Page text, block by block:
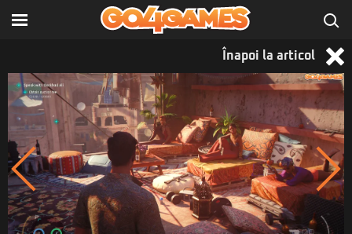
Înapoi la articol